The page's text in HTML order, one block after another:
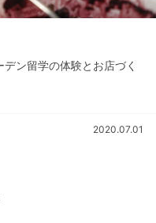
デン留学の体験とお店づく
2020.07.01